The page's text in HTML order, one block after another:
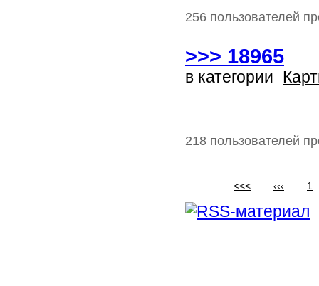
256 пользователей
>>> 18965
в категории
218 пользователей
<<< ‹‹‹ 1